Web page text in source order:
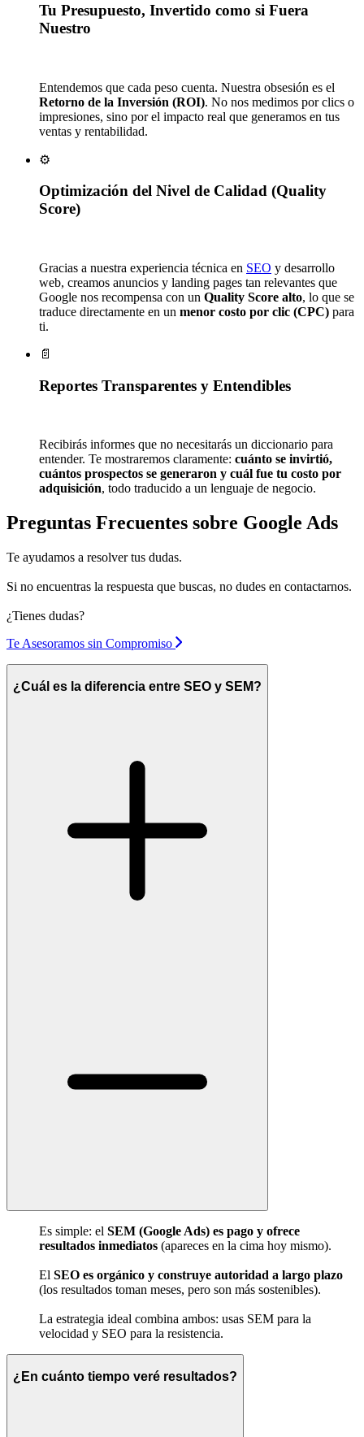
Tu Presupuesto, Invertido como si Fuera
Nuestro
Entendemos que cada peso cuenta. Nuestra obsesión es el
Retorno de la Inversión (ROI). No nos medimos por clics o
impresiones, sino por el impacto real que generamos en tus
ventas y rentabilidad.
⚙️
Optimización del Nivel de Calidad (Quality
Score)
Gracias a nuestra experiencia técnica en SEO y desarrollo
web, creamos anuncios y landing pages tan relevantes que
Google nos recompensa con un Quality Score alto, lo que se
traduce directamente en un menor costo por clic (CPC) para
ti.
📄
Reportes Transparentes y Entendibles
Recibirás informes que no necesitarás un diccionario para
entender. Te mostraremos claramente: cuánto se invirtió,
cuántos prospectos se generaron y cuál fue tu costo por
adquisición, todo traducido a un lenguaje de negocio.
Preguntas Frecuentes sobre Google Ads
Te ayudamos a resolver tus dudas.
Si no encuentras la respuesta que buscas, no dudes en contactarnos.
¿Tienes dudas?
Te Asesoramos sin Compromiso
¿Cuál es la diferencia entre SEO y SEM?
Es simple: el SEM (Google Ads) es pago y ofrece
resultados inmediatos (apareces en la cima hoy mismo).
El SEO es orgánico y construye autoridad a largo plazo
(los resultados toman meses, pero son más sostenibles).
La estrategia ideal combina ambos: usas SEM para la
velocidad y SEO para la resistencia.
¿En cuánto tiempo veré resultados?